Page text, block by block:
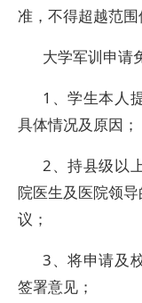
准，不得超越范围
大学军训申请
1、学生本人
具体情况及原因；
2、持县级以
院医生及医院领
议；
3、将申请及
签署意见；